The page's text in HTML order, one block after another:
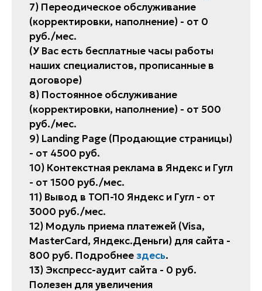
7) Переодическое обслуживание
(корректировки, наполнение) - от 0
руб./мес.
(У Вас есть бесплатные часы работы
наших специалистов, прописанные в
договоре)
8) Постоянное обслуживание
(корректировки, наполнение) - от 500
руб./мес.
9) Landing Page (Продающие страницы)
- от 4500 руб.
10) Контекстная реклама в Яндекс и Гугл
- от 1500 руб./мес.
11) Вывод в ТОП-10 Яндекс и Гугл - от
3000 руб./мес.
12) Модуль приема платежей (Visa,
MasterCard, Яндекс.Деньги) для сайта -
800 руб. Подробнеездесь.
13) Экспресс-аудит сайта - 0 руб.
Полезен для увеличения